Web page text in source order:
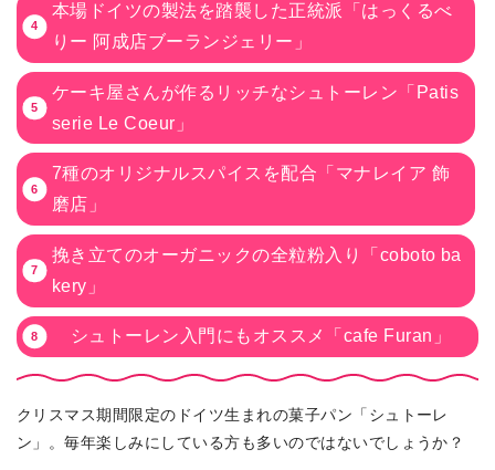
本場ドイツの製法を踏襲した正統派「はっくるべ
りー 阿成店ブーランジェリー」
ケーキ屋さんが作るリッチなシュトーレン「Patis
serie Le Coeur」
7種のオリジナルスパイスを配合「マナレイア 飾
磨店」
挽き立てのオーガニックの全粒粉入り「coboto ba
kery」
シュトーレン入門にもオススメ「cafe Furan」
クリスマス期間限定のドイツ生まれの菓子パン「シュトーレ
ン」。毎年楽しみにしている方も多いのではないでしょうか？